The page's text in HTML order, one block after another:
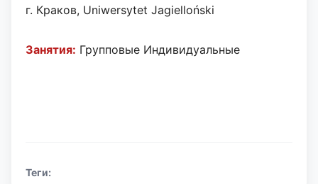
г. Краков, Uniwersytet Jagielloński
Занятия: Групповые Индивидуальные
Теги: